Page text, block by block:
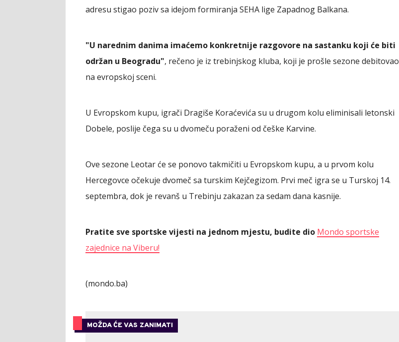
adresu stigao poziv sa idejom formiranja SEHA lige Zapadnog Balkana.
"U narednim danima imaćemo konkretnije razgovore na sastanku koji će biti
održan u Beogradu", rečeno je iz trebinjskog kluba, koji je prošle sezone debitovao
na evropskoj sceni.
U Evropskom kupu, igrači Dragiše Koraćevića su u drugom kolu eliminisali letonski
Dobele, poslije čega su u dvomeču poraženi od češke Karvine.
Ove sezone Leotar će se ponovo takmičiti u Evropskom kupu, a u prvom kolu
Hercegovce očekuje dvomeč sa turskim Kejčegizom. Prvi meč igra se u Turskoj 14.
septembra, dok je revanš u Trebinju zakazan za sedam dana kasnije.
Pratite sve sportske vijesti na jednom mjestu, budite dio Mondo sportske
zajednice na Viberu!
(mondo.ba)
MOŽDA ĆE VAS ZANIMATI